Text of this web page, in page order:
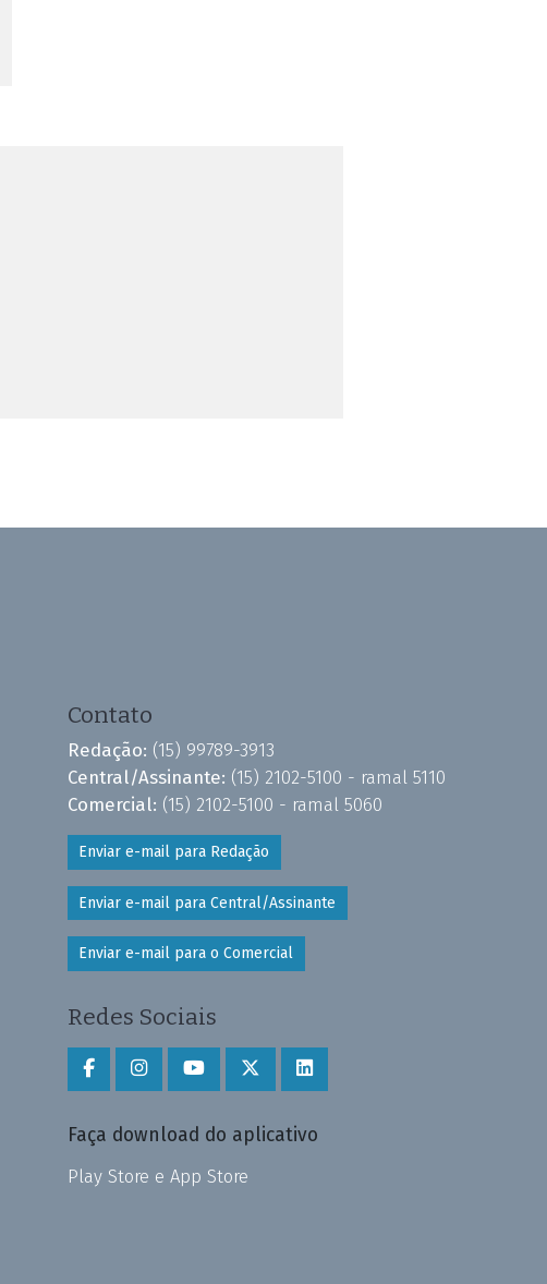
Contato
Redação: (15) 99789-3913
Central/Assinante: (15) 2102-5100 - ramal 5110
Comercial: (15) 2102-5100 - ramal 5060
Enviar e-mail para Redação
Enviar e-mail para Central/Assinante
Enviar e-mail para o Comercial
Redes Sociais
Faça download do aplicativo
Play Store e App Store